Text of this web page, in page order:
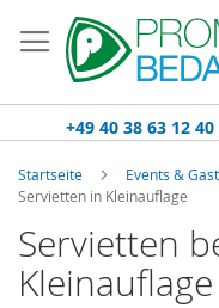
Inhalt
springen
+49 40 38 63 12 40
Startseite Events &
Servietten in Kleinauflage
Servietten
Kleinauflage